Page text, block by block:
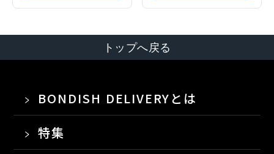
トップへ戻る
BONDISH DELIVERYとは
特集